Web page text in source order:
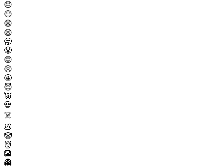
😞
😓
😩
😫
🥱
😤
😡
😠
🤬
😈
👿
💀
☠️
💩
🤡
👹
👺
👻